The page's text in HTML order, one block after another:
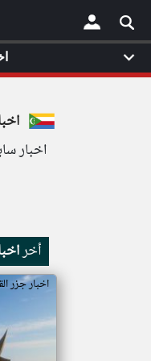
×
اخبار
أخر
اخبار جزر